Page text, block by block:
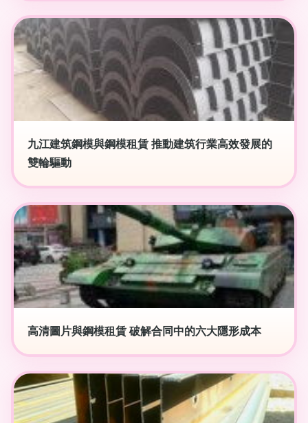
九江建筑鋼模與鋼模租賃 推動建筑行業高效發展的
雙輪驅動
高清圖片與鋼模租賃 破解合同中的六大隱形成本